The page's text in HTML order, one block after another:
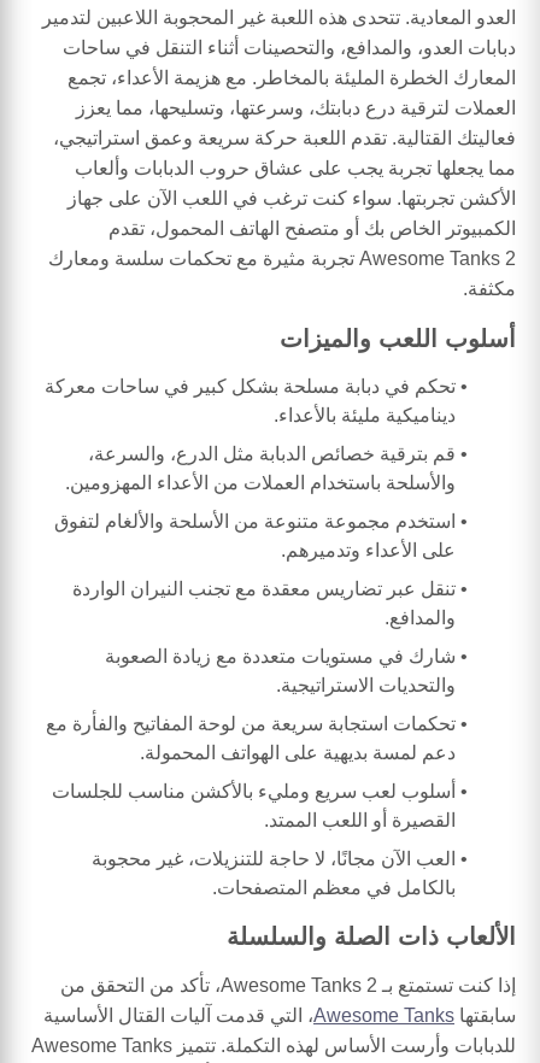
العدو المعادية. تتحدى هذه اللعبة غير المحجوبة اللاعبين لتدمير
دبابات العدو، والمدافع، والتحصينات أثناء التنقل في ساحات
المعارك الخطرة المليئة بالمخاطر. مع هزيمة الأعداء، تجمع
العملات لترقية درع دبابتك، وسرعتها، وتسليحها، مما يعزز
فعاليتك القتالية. تقدم اللعبة حركة سريعة وعمق استراتيجي،
مما يجعلها تجربة يجب على عشاق حروب الدبابات وألعاب
الأكشن تجربتها. سواء كنت ترغب في اللعب الآن على جهاز
الكمبيوتر الخاص بك أو متصفح الهاتف المحمول، تقدم
Awesome Tanks 2 تجربة مثيرة مع تحكمات سلسة ومعارك
مكثفة.
أسلوب اللعب والميزات
تحكم في دبابة مسلحة بشكل كبير في ساحات معركة
ديناميكية مليئة بالأعداء.
قم بترقية خصائص الدبابة مثل الدرع، والسرعة،
والأسلحة باستخدام العملات من الأعداء المهزومين.
استخدم مجموعة متنوعة من الأسلحة والألغام لتفوق
على الأعداء وتدميرهم.
تنقل عبر تضاريس معقدة مع تجنب النيران الواردة
والمدافع.
شارك في مستويات متعددة مع زيادة الصعوبة
والتحديات الاستراتيجية.
تحكمات استجابة سريعة من لوحة المفاتيح والفأرة مع
دعم لمسة بديهية على الهواتف المحمولة.
أسلوب لعب سريع ومليء بالأكشن مناسب للجلسات
القصيرة أو اللعب الممتد.
العب الآن مجانًا، لا حاجة للتنزيلات، غير محجوبة
بالكامل في معظم المتصفحات.
الألعاب ذات الصلة والسلسلة
إذا كنت تستمتع بـ Awesome Tanks 2، تأكد من التحقق من
سابقتها Awesome Tanks، التي قدمت آليات القتال الأساسية
للدبابات وأرست الأساس لهذه التكملة. تتميز Awesome Tanks